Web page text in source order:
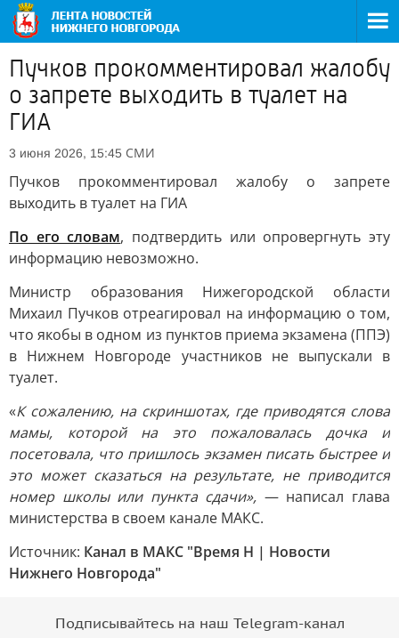
Пучков прокомментировал жалобу
о запрете выходить в туалет на
ГИА
3 июня 2026, 15:45 СМИ
Пучков прокомментировал жалобу о запрете
выходить в туалет на ГИА
По его словам, подтвердить или опровергнуть эту
информацию невозможно.
Министр образования Нижегородской области
Михаил Пучков отреагировал на информацию о том,
что якобы в одном из пунктов приема экзамена (ППЭ)
в Нижнем Новгороде участников не выпускали в
туалет.
«К сожалению, на скриншотах, где приводятся слова
мамы, которой на это пожаловалась дочка и
посетовала, что пришлось экзамен писать быстрее и
это может сказаться на результате, не приводится
номер школы или пункта сдачи», — написал глава
министерства в своем канале МАКС.
Источник: Канал в МАКС "Время Н | Новости
Нижнего Новгорода"
Подписывайтесь на наш Telegram-канал